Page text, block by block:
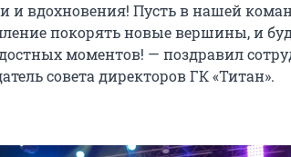
и вдохновения! Пусть в нашей
покорять новые вершины, и
моментов! — поздравил
совета директоров ГК «Титан».